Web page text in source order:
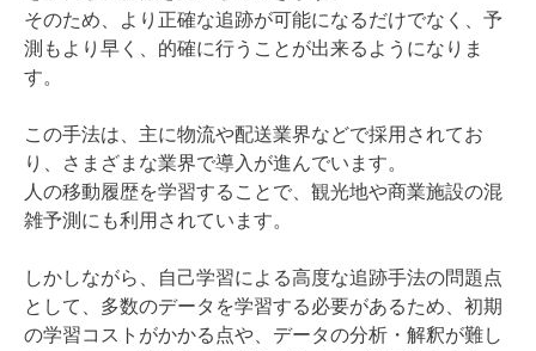
そのため、より正確な追跡が可能になるだけでなく、予
測もより早く、的確に行うことが出来るようになりま
す。
この手法は、主に物流や配送業界などで採用されてお
り、さまざまな業界で導入が進んでいます。
人の移動履歴を学習することで、観光地や商業施設の混
雑予測にも利用されています。
しかしながら、自己学習による高度な追跡手法の問題点
として、多数のデータを学習する必要があるため、初期
の学習コストがかかる点や、データの分析・解釈が難し